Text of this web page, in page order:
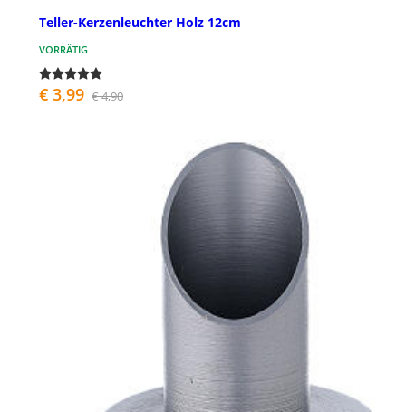
Teller-Kerzenleuchter Holz 12cm
VORRÄTIG
€ 3,99 € 4,90